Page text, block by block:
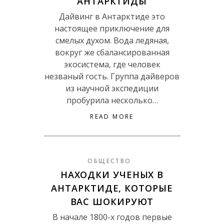
Дайвинг в Антарктиде это
настоящее приключение для
смелых духом. Вода ледяная,
вокруг же сбалансированная
экосистема, где человек
незваный гость. Группа дайверов
из научной экспедиции
пробурила несколько…
READ MORE
ОБЩЕСТВО
НАХОДКИ УЧЕНЫХ В
АНТАРКТИДЕ, КОТОРЫЕ
ВАС ШОКИРУЮТ
В начале 1800-х годов первые